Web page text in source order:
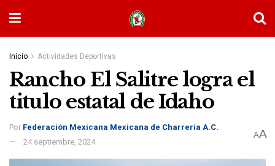
Inicio Actividades Deportivas
Rancho El Salitre logra el
titulo estatal de Idaho
Por Federación Mexicana Mexicana de Charrería A.C.
24 septiembre, 2024
AA